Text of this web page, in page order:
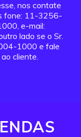
nos contate
fone: 11-3256-
e-mail:
lado se o Sr.
1000 e fale
cliente.